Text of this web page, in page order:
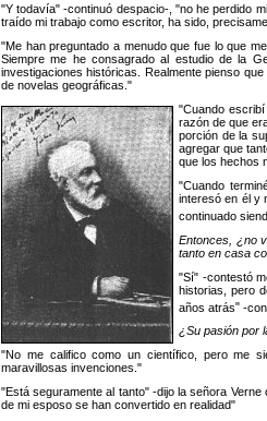
Y todavía -continuó despacio-,
no he perdido
traído mi trabajo como escritor, ha sido,
Me han preguntado a menudo que fue lo que
Siempre me he consagrado al estudio de la
investigaciones históricas. Realmente pienso
de novelas geográficas.
Cuando
razón de que
porción de la
agregar que
que los hechos
Cuando
interesó en él y
continuado
Entonces, ¿no
tanto en casa
Sí
-contestó
historias, pero
años atrás
-
¿Su pasión por
No me califico como un científico, pero me
maravillosas invenciones.
Está seguramente al tanto -dijo la señora Verne
de mi esposo se han convertido en realidad